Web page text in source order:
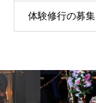
体験修行の募集